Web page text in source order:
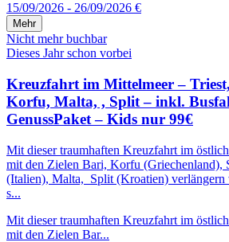
15/09/2026 - 26/09/2026 €
Mehr
Nicht mehr buchbar
Dieses Jahr schon vorbei
Kreuzfahrt im Mittelmeer –
Korfu, Malta, , Split – inkl.
GenussPaket – Kids nur 99€
Mit dieser traumhaften Kreuzfahrt im
mit den Zielen Bari, Korfu (Griechenland),
(Italien), Malta, Split (Kroatien) verlängern
s...
Mit dieser traumhaften Kreuzfahrt im
mit den Zielen Bar...